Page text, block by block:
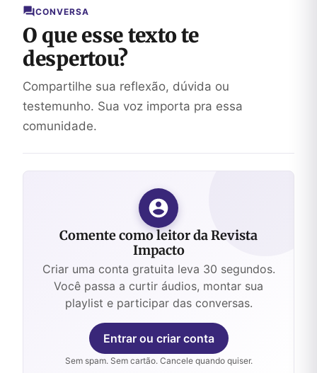
CONVERSA
O que esse texto te
despertou?
Compartilhe sua reflexão, dúvida ou
testemunho. Sua voz importa pra essa
comunidade.
Comente como leitor da Revista
Impacto
Criar uma conta gratuita leva 30 segundos.
Você passa a curtir áudios, montar sua
playlist e participar das conversas.
Entrar ou criar conta
Sem spam. Sem cartão. Cancele quando quiser.